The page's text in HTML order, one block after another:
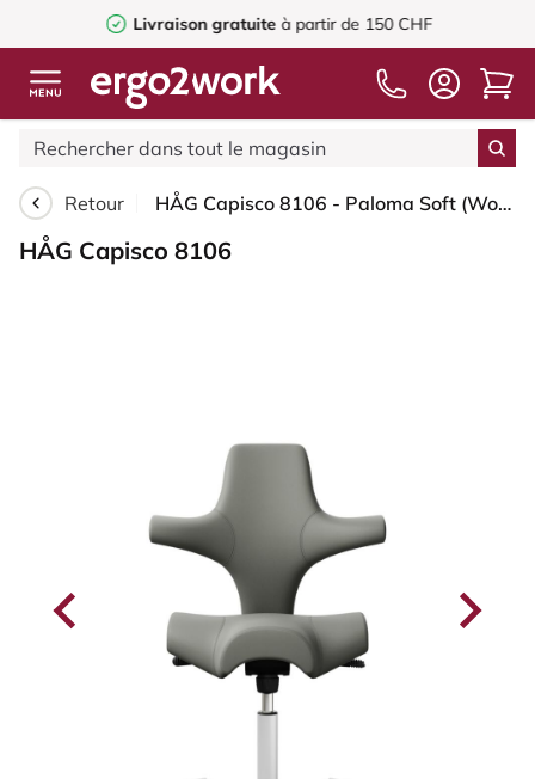
Livraison gratuiteà partir de 150 CHF
Retour HÅG Capisco 8106 - Paloma Soft (Wollsdorf) - Cuir semi-aniline - ATG55115 - Blush Rose - 150 mm (hauteur d’assise 40–55 cm) - Roues dures pour sols souples
HÅG Capisco 8106